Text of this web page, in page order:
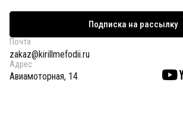
Подписка на рассылку
Почта
zakaz@kirillmefodii.ru
Адрес
Авиамоторная, 14